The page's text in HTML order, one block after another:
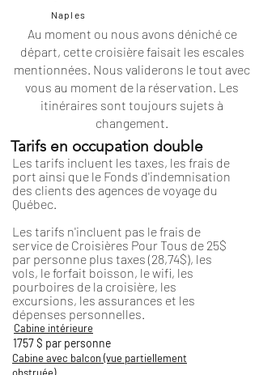
Naples
Au moment ou nous avons déniché ce
départ, cette croisière faisait les escales
mentionnées. Nous validerons le tout avec
vous au moment de la réservation. Les
itinéraires sont toujours sujets à
changement.
Tarifs en occupation double
Les tarifs incluent les taxes, les frais de
port ainsi que le Fonds d'indemnisation
des clients des agences de voyage du
Québec.
Les tarifs n'incluent pas le frais de
service de Croisières Pour Tous de 25$
par personne plus taxes (28,74$), les
vols, le forfait boisson, le wifi, les
pourboires de la croisière, les
excursions, les assurances et les
dépenses personnelles.
Cabine intérieure
1757 $ par personne
Cabine avec balcon (vue partiellement